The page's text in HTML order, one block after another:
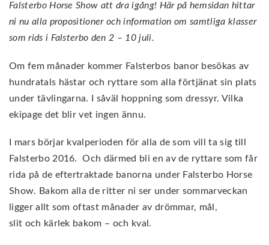
Falsterbo Horse Show att dra igång! Här på hemsidan hittar
ni nu alla propositioner och information om samtliga klasser
som rids i Falsterbo den 2 – 10 juli.
Om fem månader kommer Falsterbos banor besökas av
hundratals hästar och ryttare som alla förtjänat sin plats
under tävlingarna. I såväl hoppning som dressyr. Vilka
ekipage det blir vet ingen ännu.
I mars börjar kvalperioden för alla de som vill ta sig till
Falsterbo 2016. Och därmed bli en av de ryttare som får
rida på de eftertraktade banorna under Falsterbo Horse
Show. Bakom alla de ritter ni ser under sommarveckan
ligger allt som oftast månader av drömmar, mål,
slit och kärlek bakom – och kval.